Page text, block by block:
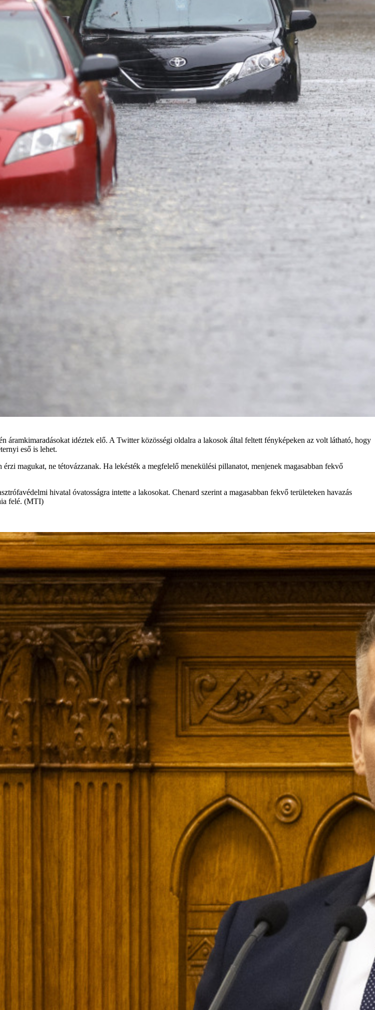
áramkimaradásokat idéztek elő. A Twitter közösségi oldalra a lakosok által feltett fényképeken az volt látható, hogy
eső is lehet.
magukat, ne tétovázzanak. Ha lekésték a megfelelő menekülési pillanatot, menjenek magasabban fekvő
hivatal óvatosságra intette a lakosokat. Chenard szerint a magasabban fekvő területeken havazás
felé. (MTI)